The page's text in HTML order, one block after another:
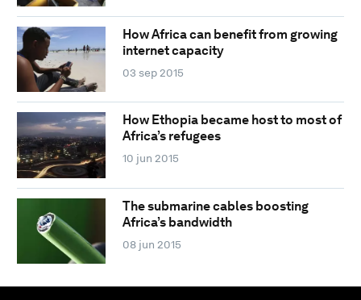
How Africa can benefit from growing
internet capacity
03 sep 2015
How Ethopia became host to most of
Africa’s refugees
10 jun 2015
The submarine cables boosting
Africa’s bandwidth
08 jun 2015